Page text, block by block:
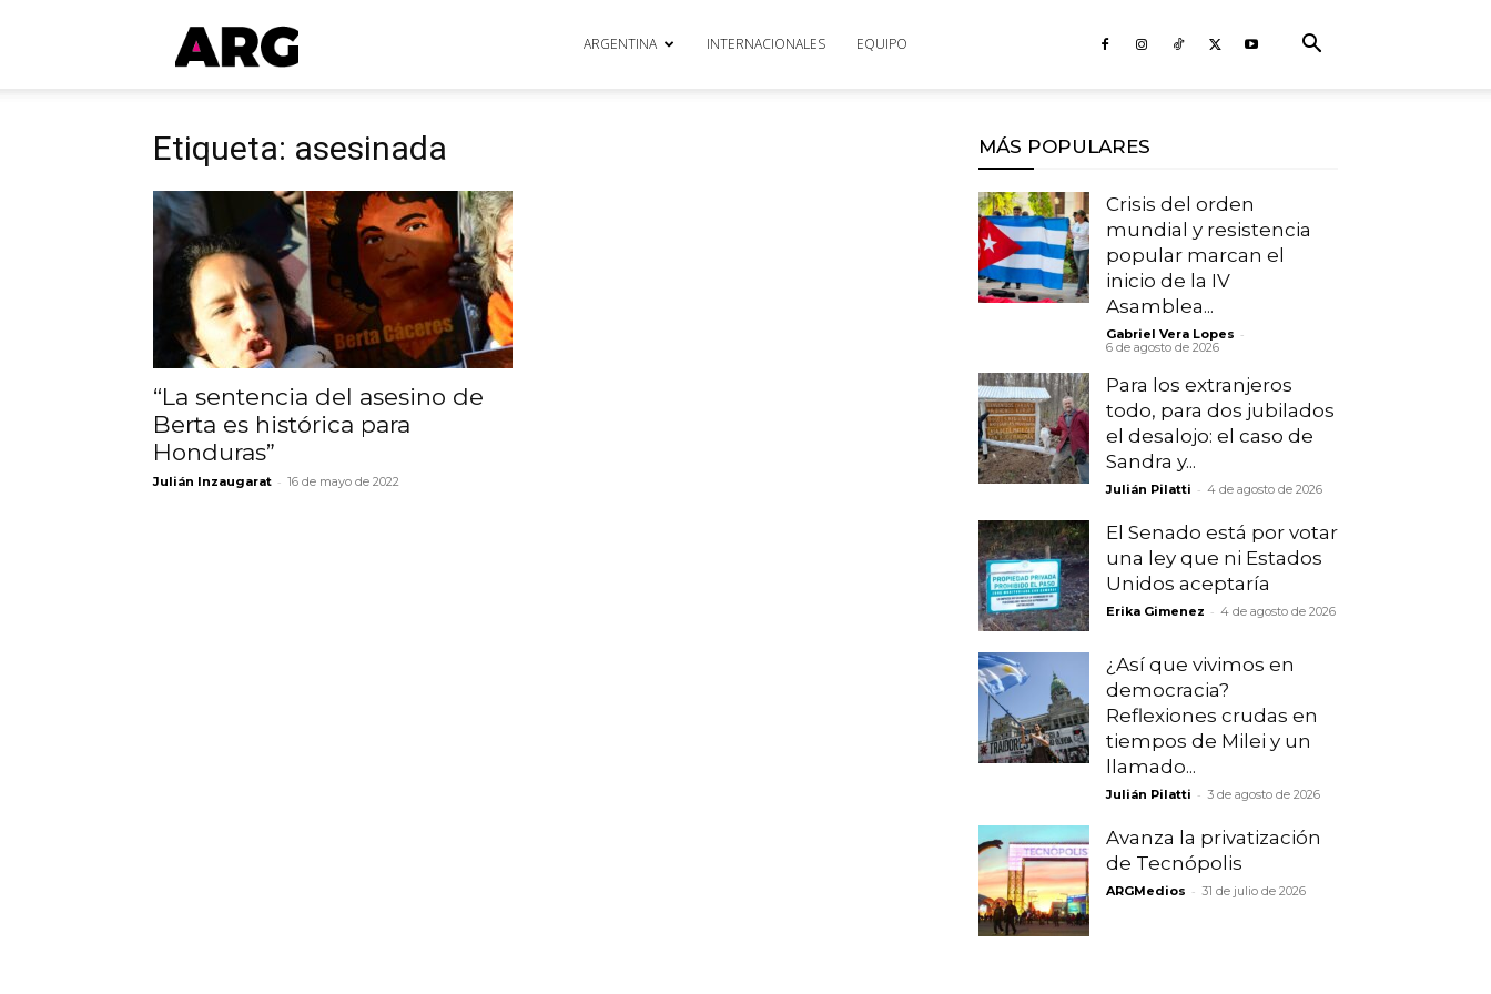
ARGmedios ARGENTINA INTERNACIONALES EQUIPO
Etiqueta: asesinada
“La sentencia del asesino de
Berta es histórica para
Honduras”
Julián Inzaugarat - 16 de mayo de 2022
MÁS POPULARES
Crisis del orden
mundial y resistencia
popular marcan el
inicio de la IV
Asamblea...
Gabriel Vera Lopes -
6 de agosto de 2026
Para los extranjeros
todo, para dos jubilados
el desalojo: el caso de
Sandra y...
Julián Pilatti - 4 de agosto de 2026
El Senado está por votar
una ley que ni Estados
Unidos aceptaría
Erika Gimenez - 4 de agosto de 2026
¿Así que vivimos en
democracia?
Reflexiones crudas en
tiempos de Milei y un
llamado...
Julián Pilatti - 3 de agosto de 2026
Avanza la privatización
de Tecnópolis
ARGMedios - 31 de julio de 2026